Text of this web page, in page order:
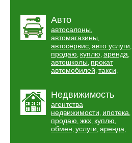
Авто
автосалоны,
автомагазины,
автосервис, авто услуги,
продаю, куплю, аренда,
автошколы, прокат
автомобилей, такси,
Недвижимость
агентства
недвижимости, ипотека,
продаю, жкх, куплю,
обмен, услуги, аренда,